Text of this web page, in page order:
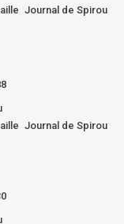
Journal de Spirou
Journal de Spirou